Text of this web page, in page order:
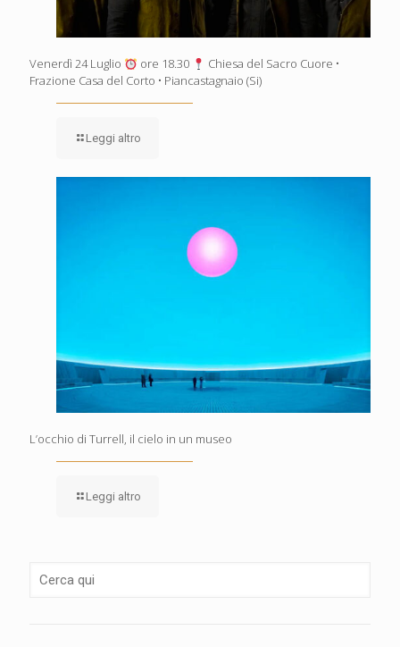
Venerdì 24 Luglio ore 18.30
Chiesa del Sacro Cuore •
Frazione Casa del Corto • Piancastagnaio (Si)
Leggi altro
L’occhio di Turrell, il cielo in un museo
Leggi altro